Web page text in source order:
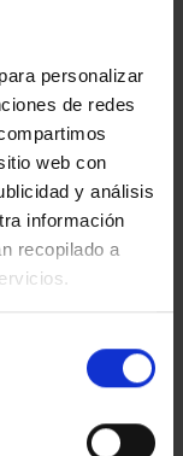
personalizar
de redes
web con
y análisis
información
recopilado a